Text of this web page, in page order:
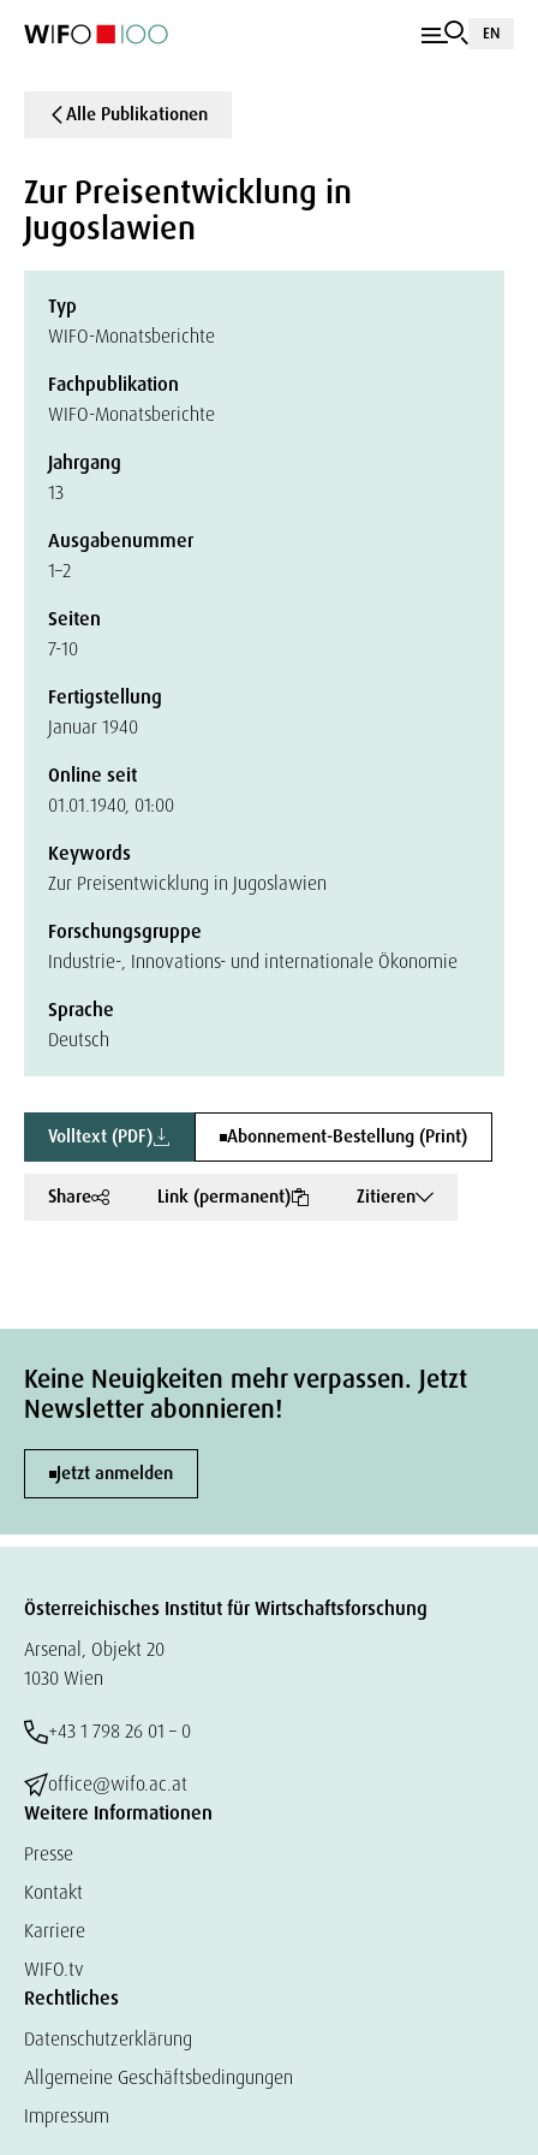
EN
Alle Publikationen
Zur Preisentwicklung in
Jugoslawien
Typ
WIFO-Monatsberichte
Fachpublikation
WIFO-Monatsberichte
Jahrgang
13
Ausgabenummer
1–2
Seiten
7-10
Fertigstellung
Januar 1940
Online seit
01.01.1940, 01:00
Keywords
Zur Preisentwicklung in Jugoslawien
Forschungsgruppe
Industrie-, Innovations- und internationale Ökonomie
Sprache
Deutsch
Volltext (PDF) Abonnement-Bestellung (Print)
Share Link (permanent) Zitieren
Keine Neuigkeiten mehr verpassen. Jetzt
Newsletter abonnieren!
Jetzt anmelden
Österreichisches Institut für Wirtschaftsforschung
Arsenal, Objekt 20
1030 Wien
+43 1 798 26 01 – 0
office@wifo.ac.at
Weitere Informationen
Presse
Kontakt
Karriere
WIFO.tv
Rechtliches
Datenschutzerklärung
Allgemeine Geschäftsbedingungen
Impressum